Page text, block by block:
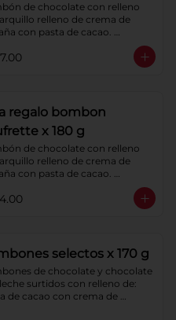
de chocolate con relleno
relleno de crema de
con pasta de cacao.
de chocolate: 52% cacao.
regalo bombon
x 180 g
de chocolate con relleno
relleno de crema de
con pasta de cacao.
de chocolate: 52% cacao
selectos x 170 g
de chocolate y chocolate
surtidos con relleno de:
de cacao con crema de